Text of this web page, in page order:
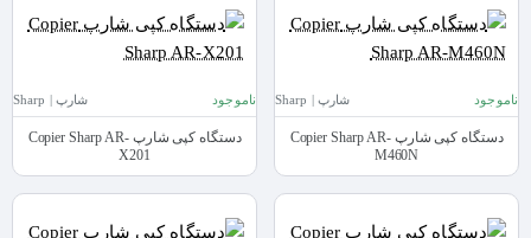
ناموجود شارپ | Sharp
دستگاه کپی شارپ Copier Sharp AR-
M460N
ناموجود شارپ | Sharp
دستگاه کپی شارپ Copier Sharp AR-
X201